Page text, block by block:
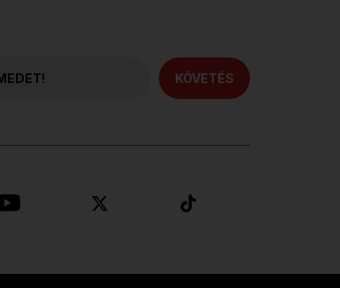
KÖVETÉS